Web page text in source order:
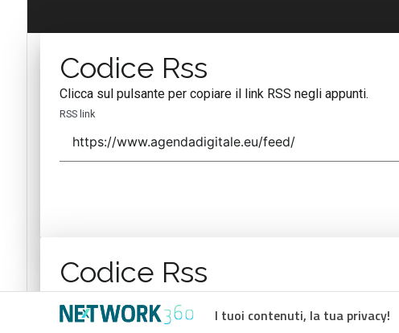
I tuoi contenuti, la tua privacy!
Codice Rss
Clicca sul pulsante per copiare il link RSS negli appunti.
RSS link
Codice Rss
RSS link